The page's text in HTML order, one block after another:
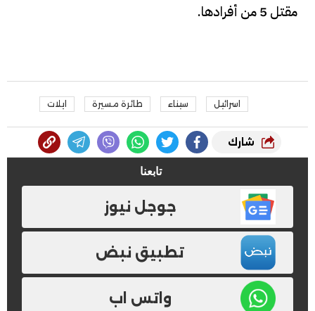
مقتل 5 من أفرادها.
اسرائيل سيناء طائرة مسيرة ايلات
شارك
تابعنا
جوجل نيوز
تطبيق نبض
واتس اب